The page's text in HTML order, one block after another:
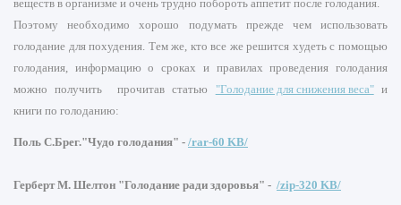
веществ в организме и очень трудно побороть аппетит после голодания.
Поэтому необходимо хорошо подумать прежде чем использовать
голодание для похудения. Тем же, кто все же решится худеть с помощью
голодания, информацию о сроках и правилах проведения голодания
можно получить прочитав статью "Голодание для снижения веса" и
книги по голоданию:
Поль С.Брег."Чудо голодания" - /rar-60 KB/
Герберт М. Шелтон "Голодание ради здоровья" - /zip-320 KB/